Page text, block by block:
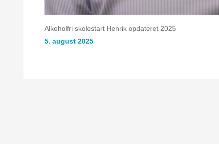
Alkoholfri skolestart Henrik opdateret 2025
5. august 2025